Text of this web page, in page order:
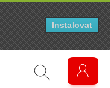
Instalovat